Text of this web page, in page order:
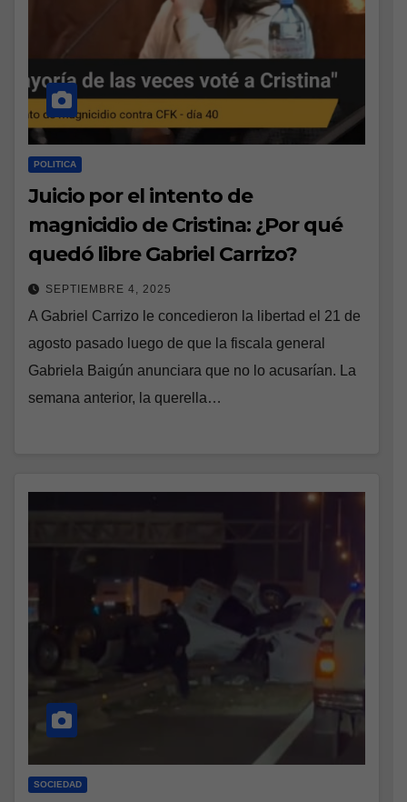
POLITICA
Juicio por el intento de
magnicidio de Cristina: ¿Por qué
quedó libre Gabriel Carrizo?
SEPTIEMBRE 4, 2025
A Gabriel Carrizo le concedieron la libertad el 21 de
agosto pasado luego de que la fiscala general
Gabriela Baigún anunciara que no lo acusarían. La
semana anterior, la querella…
SOCIEDAD